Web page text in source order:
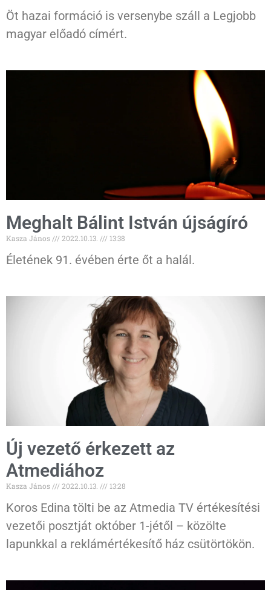
Öt hazai formáció is versenybe száll a Legjobb
magyar előadó címért.
Meghalt Bálint István újságíró
Kasza János 2022.10.13. 13:38
Életének 91. évében érte őt a halál.
Új vezető érkezett az
Atmediához
Kasza János 2022.10.13. 13:28
Koros Edina tölti be az Atmedia TV értékesítési
vezetői posztját október 1-jétől – közölte
lapunkkal a reklámértékesítő ház csütörtökön.